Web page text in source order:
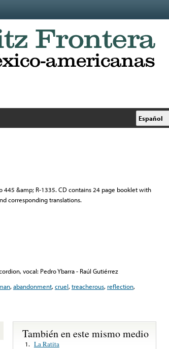
Español
445 &amp; R-1335. CD contains 24 page booklet with
corresponding translations.
vocal: Pedro Ybarra - Raúl Gutiérrez
,abandonment,cruel,treacherous, reflection,
También en este mismo medio
1. La Ratita